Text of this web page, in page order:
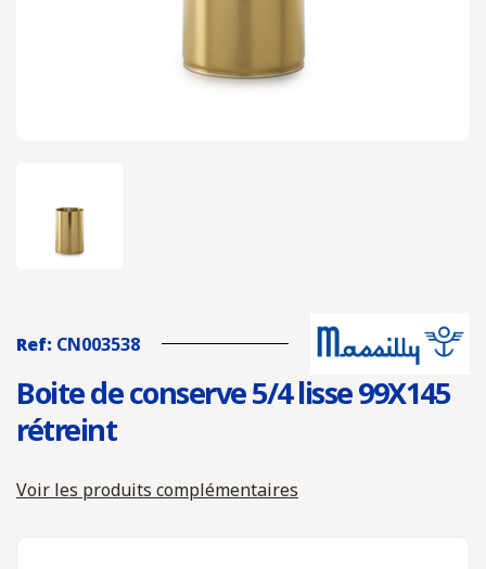
Ref: CN003538
Boite de conserve 5/4 lisse 99X145
rétreint
Voir les produits complémentaires